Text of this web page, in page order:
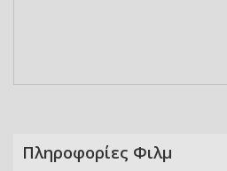
Πληροφορίες Φιλμ